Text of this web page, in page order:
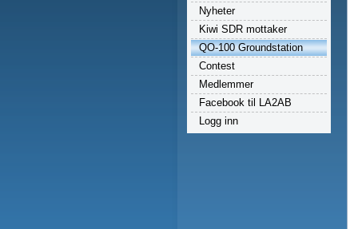
Nyheter
Kiwi SDR mottaker
QO-100 Groundstation
Contest
Medlemmer
Facebook til LA2AB
Logg inn